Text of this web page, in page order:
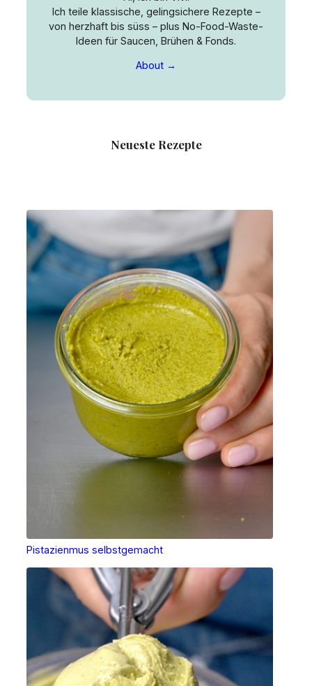
Ich teile klassische, gelingsichere Rezepte –
von herzhaft bis süss – plus No-Food-Waste-
Ideen für Saucen, Brühen & Fonds.
About →
Neueste Rezepte
Pistazienmus selbstgemacht